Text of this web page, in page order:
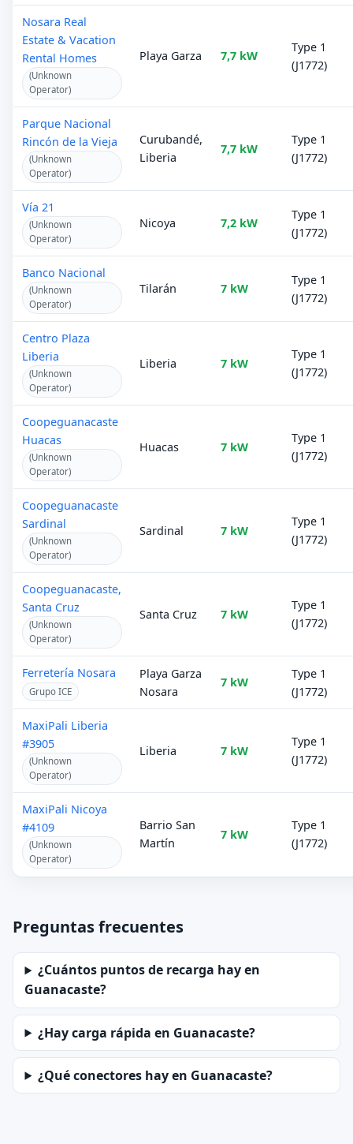
Nosara Real
Estate & Vacation
Rental Homes
(Unknown
Operator)
Playa Garza 7,7 kW
Type 1
(J1772)
Parque Nacional
Rincón de la Vieja
(Unknown
Operator)
Curubandé,
Liberia
7,7 kW
Type 1
(J1772)
Vía 21
(Unknown
Operator)
Nicoya 7,2 kW
Type 1
(J1772)
Banco Nacional
(Unknown
Operator)
Tilarán 7 kW
Type 1
(J1772)
Centro Plaza
Liberia
(Unknown
Operator)
Liberia 7 kW
Type 1
(J1772)
Coopeguanacaste
Huacas
(Unknown
Operator)
Huacas 7 kW
Type 1
(J1772)
Coopeguanacaste
Sardinal
(Unknown
Operator)
Sardinal 7 kW
Type 1
(J1772)
Coopeguanacaste,
Santa Cruz
(Unknown
Operator)
Santa Cruz 7 kW
Type 1
(J1772)
Ferretería Nosara
Grupo ICE
Playa Garza
Nosara
7 kW
Type 1
(J1772)
MaxiPali Liberia
#3905
(Unknown
Operator)
Liberia 7 kW
Type 1
(J1772)
MaxiPali Nicoya
#4109
(Unknown
Operator)
Barrio San
Martín
7 kW
Type 1
(J1772)
Preguntas frecuentes
¿Cuántos puntos de recarga hay en
Guanacaste?
¿Hay carga rápida en Guanacaste?
¿Qué conectores hay en Guanacaste?